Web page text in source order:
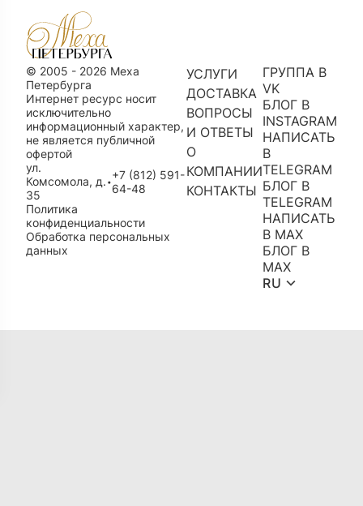
© 2005 - 2026 Меха
Петербурга
Интернет ресурс носит
исключительно
информационный характер,
не является публичной
офертой
ул.
Комсомола, д.
35
•+7 (812) 591-
64-48
Политика
конфиденциальности
Обработка персональных
данных
УСЛУГИ
ДОСТАВКА
ВОПРОСЫ
И ОТВЕТЫ
О
КОМПАНИИ
КОНТАКТЫ
ГРУППА В
VK
БЛОГ В
INSTAGRAM
НАПИСАТЬ
В
TELEGRAM
БЛОГ В
TELEGRAM
НАПИСАТЬ
В MAX
БЛОГ В
MAX
RU